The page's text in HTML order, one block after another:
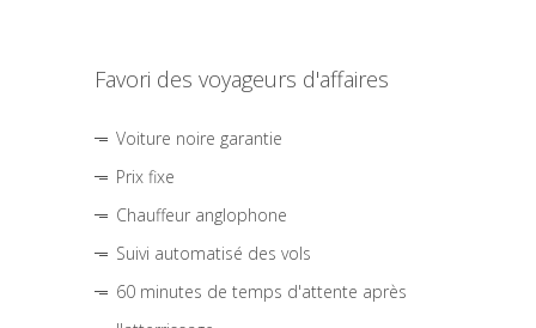
Favori des voyageurs d'affaires
Voiture noire garantie
Prix fixe
Chauffeur anglophone
Suivi automatisé des vols
60 minutes de temps d'attente après